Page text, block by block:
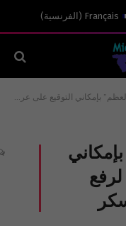
Français
( الفرنسية)
التوقيع على عريضة لرفع الاحكام العرفية للعسكر